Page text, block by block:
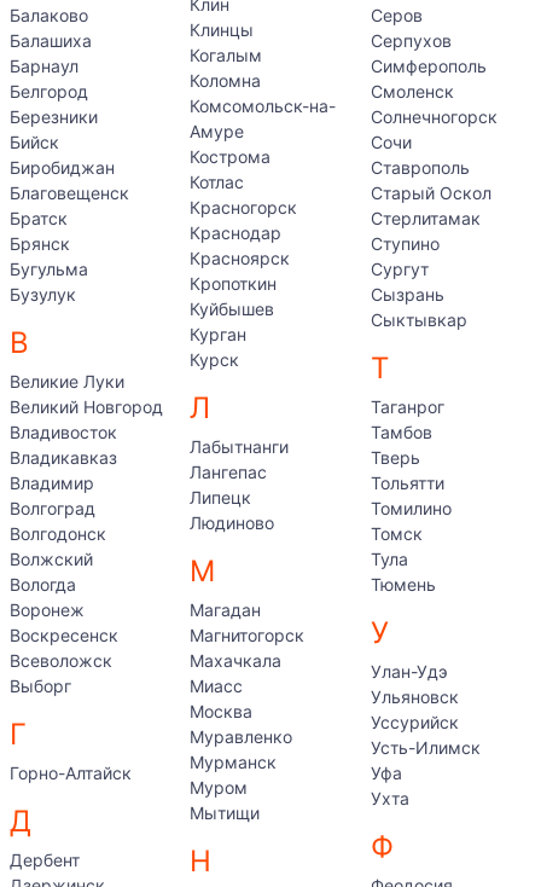
Балаково
Балашиха
Барнаул
Белгород
Березники
Бийск
Биробиджан
Благовещенск
Братск
Брянск
Бугульма
Бузулук
В
Великие Луки
Великий Новгород
Владивосток
Владикавказ
Владимир
Волгоград
Волгодонск
Волжский
Вологда
Воронеж
Воскресенск
Всеволожск
Выборг
Г
Горно-Алтайск
Д
Дербент
Клин
Клинцы
Когалым
Коломна
Комсомольск-на-
Амуре
Кострома
Котлас
Красногорск
Краснодар
Красноярск
Кропоткин
Куйбышев
Курган
Курск
Л
Лабытнанги
Лангепас
Липецк
Людиново
М
Магадан
Магнитогорск
Махачкала
Миасс
Москва
Муравленко
Мурманск
Муром
Мытищи
Н
Серов
Серпухов
Симферополь
Смоленск
Солнечногорск
Сочи
Ставрополь
Старый Оскол
Стерлитамак
Ступино
Сургут
Сызрань
Сыктывкар
Т
Таганрог
Тамбов
Тверь
Тольятти
Томилино
Томск
Тула
Тюмень
У
Улан-Удэ
Ульяновск
Уссурийск
Усть-Илимск
Уфа
Ухта
Ф